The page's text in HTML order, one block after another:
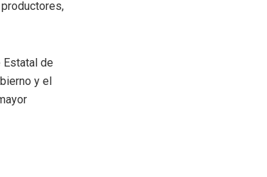
Estatal de
y el